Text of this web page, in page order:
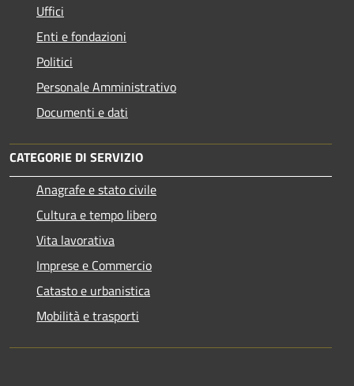
Uffici
Enti e fondazioni
Politici
Personale Amministrativo
Documenti e dati
CATEGORIE DI SERVIZIO
Anagrafe e stato civile
Cultura e tempo libero
Vita lavorativa
Imprese e Commercio
Catasto e urbanistica
Mobilità e trasporti